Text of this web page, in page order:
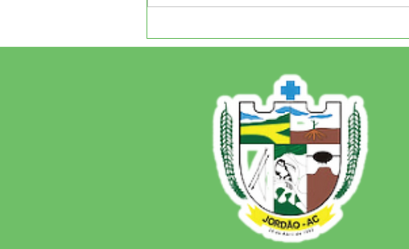
MAXIMANI 2026 Entrega
Consolida a Força da
Cultura em Jordão